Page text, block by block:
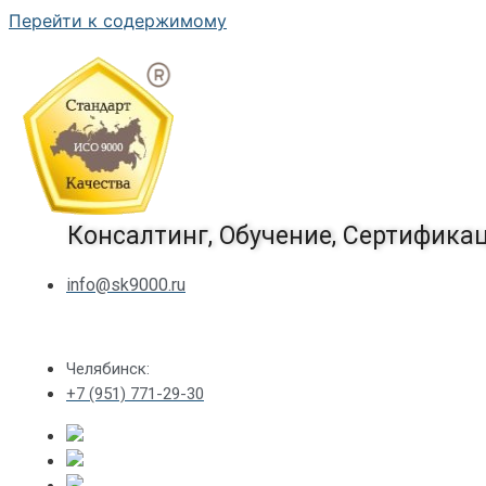
Перейти к содержимому
Консалтинг, Обучение,
info@sk9000.ru
Челябинск:
+7 (951) 771-29-30